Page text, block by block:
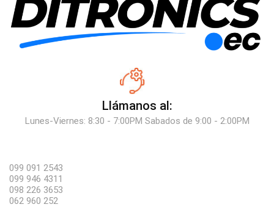
Llámanos al:
Lunes-Viernes: 8:30 - 7:00PM Sabados de 9:00 - 2:00PM
099 091 2543
099 946 4311
098 226 3653
062 960 252